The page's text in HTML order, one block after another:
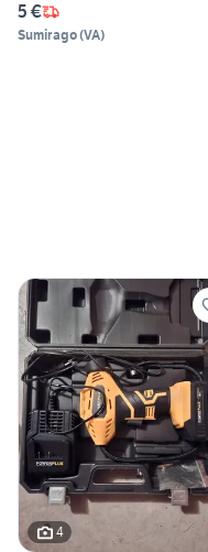
5 €
Sumirago(VA)
4